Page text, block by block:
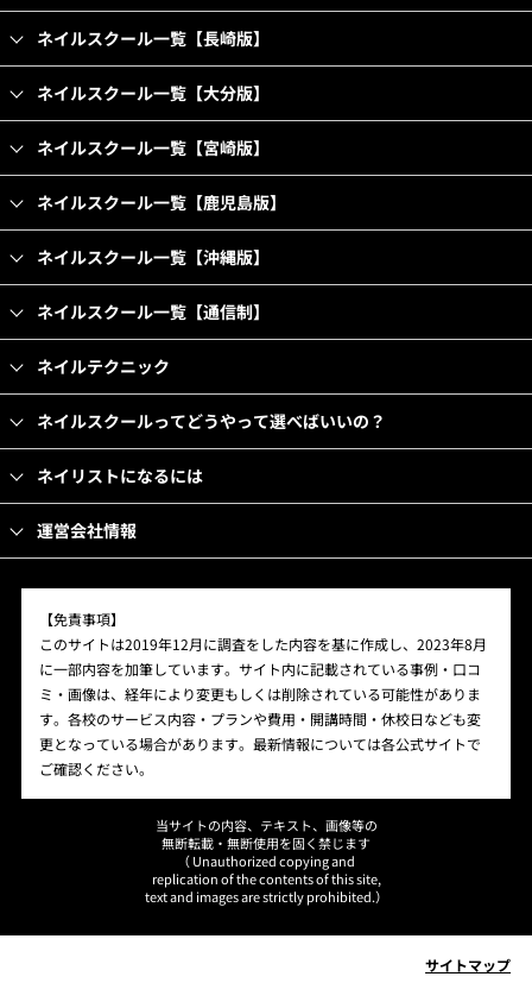
ネイルスクール一覧【長崎版】
ネイルスクール一覧【大分版】
ネイルスクール一覧【宮崎版】
ネイルスクール一覧【鹿児島版】
ネイルスクール一覧【沖縄版】
ネイルスクール一覧【通信制】
ネイルテクニック
ネイルスクールってどうやって選べばいいの？
ネイリストになるには
運営会社情報
【免責事項】
このサイトは2019年12月に調査をした内容を基に作成し、2023年8月
に一部内容を加筆しています。サイト内に記載されている事例・口コ
ミ・画像は、経年により変更もしくは削除されている可能性がありま
す。各校のサービス内容・プランや費用・開講時間・休校日なども変
更となっている場合があります。最新情報については各公式サイトで
ご確認ください。
当サイトの内容、テキスト、画像等の
無断転載・無断使用を固く禁じます
（ Unauthorized copying and
replication of the contents of this site,
text and images are strictly prohibited.）
サイトマップ